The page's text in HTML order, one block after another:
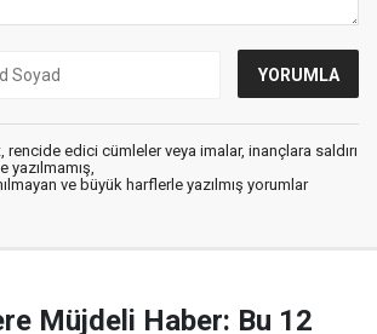
rencide edici cümleler veya imalar, inançlara saldırı
yazılmamış,
ve büyük harflerle yazılmış yorumlar
Müjdeli Haber: Bu 12